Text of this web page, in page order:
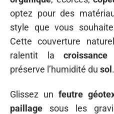
optez pour des
style que vous
Cette couverture
ralentit la
préserve l’humidité du sol.
Glissez unfeutre
paillage sous les